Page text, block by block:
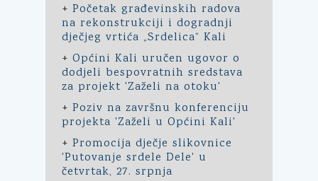
+ Početak građevinskih radova
na rekonstrukciji i dogradnji
dječjeg vrtića „Srdelica“ Kali
+ Općini Kali uručen ugovor o
dodjeli bespovratnih sredstava
za projekt 'Zaželi na otoku'
+ Poziv na završnu konferenciju
projekta 'Zaželi u Općini Kali'
+ Promocija dječje slikovnice
'Putovanje srdele Dele' u
četvrtak, 27. srpnja